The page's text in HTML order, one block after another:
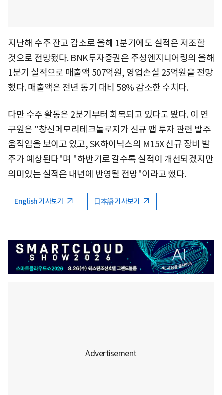
지난해 수주 잔고 감소로 올해 1분기에도 실적은 저조할
것으로 전망됐다. BNK투자증권은 주성엔지니어링의 올해
1분기 실적으로 매출액 507억원, 영업손실 25억원을 전망
했다. 매출액은 전년 동기 대비 58% 감소한 수치다.
다만 수주 활동은 2분기부터 회복되고 있다고 봤다. 이 연
구원은 "창신메모리테크놀로지가 신규 팹 투자 관련 발주
움직임을 보이고 있고, SK하이닉스의 M15X 신규 장비 발
주가 예상된다"며 "하반기로 갈수록 실적이 개선되겠지만
의미있는 실적은 내년에 반영될 전망"이라고 했다.
English 기사보기 日本語 기사보기